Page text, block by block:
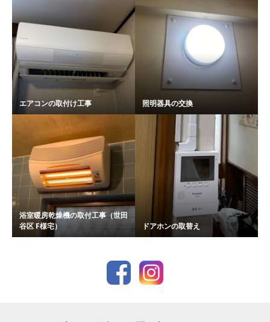
エアコンの取付け工事 照明器具の交換
浴室暖房乾燥機の取付工事（世田
谷区 F様宅）
ドアホンの取替え